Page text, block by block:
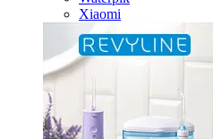
Xiaomi